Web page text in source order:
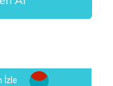
İzle